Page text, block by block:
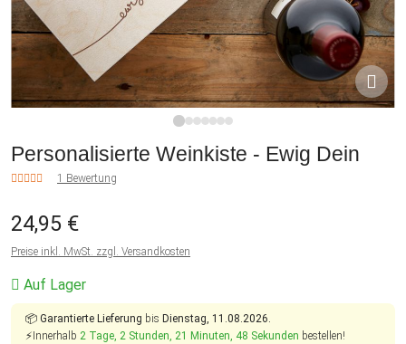
Personalisierte Weinkiste - Ewig Dein
1 Bewertung
24,95 €
Preise inkl. MwSt. zzgl. Versandkosten
Auf Lager
📦 Garantierte Lieferung bis Dienstag, 11.08.2026.
⚡Innerhalb 2 Tage, 2 Stunden, 21 Minuten, 48 Sekunden bestellen!